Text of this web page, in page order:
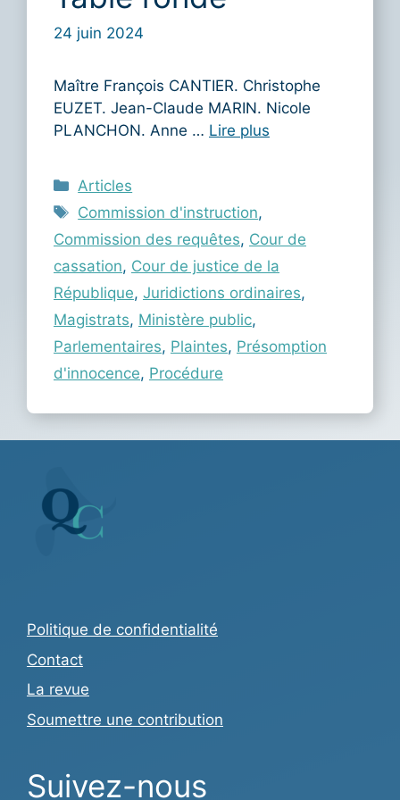
24 juin 2024
Maître François CANTIER. Christophe
EUZET. Jean-Claude MARIN. Nicole
PLANCHON. Anne … Lire plus
Catégories
Articles
Étiquettes
Commission d'instruction,
Commission des requêtes, Cour de
cassation, Cour de justice de la
République, Juridictions ordinaires,
Magistrats, Ministère public,
Parlementaires, Plaintes, Présomption
d'innocence, Procédure
Politique de confidentialité
Contact
La revue
Soumettre une contribution
Suivez-nous